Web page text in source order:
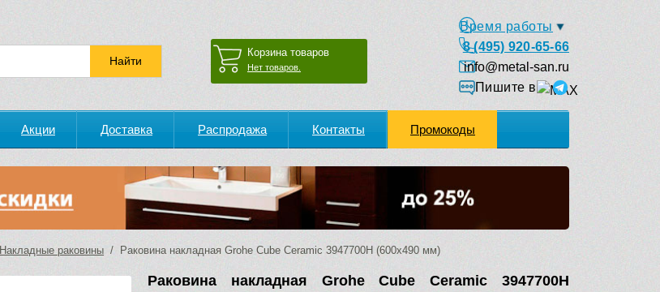
Корзина товаров
Нет товаров.
Время работы
8 (495) 920-65-66
info@metal-san.ru
Пишите в
Акции Доставка Распродажа Контакты Промокоды
Накладные раковины / Раковина накладная Grohe Cube Ceramic 3947700H (600х490 мм)
Раковина накладная Grohe Cube Ceramic 3947700H